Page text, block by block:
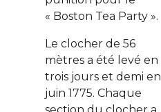
« Boston Tea Party ».
Le clocher de 56
mètres a été levé en
trois jours et demi en
juin 1775. Chaque